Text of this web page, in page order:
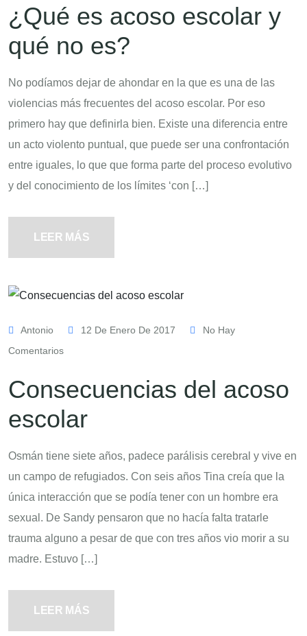
¿Qué es acoso escolar y
qué no es?
No podíamos dejar de ahondar en la que es una de las
violencias más frecuentes del acoso escolar. Por eso
primero hay que definirla bien. Existe una diferencia entre
un acto violento puntual, que puede ser una confrontación
entre iguales, lo que que forma parte del proceso evolutivo
y del conocimiento de los límites ‘con […]
LEER MÁS
Antonio 12 De Enero De 2017
No Hay
Comentarios
Consecuencias del acoso
escolar
Osmán tiene siete años, padece parálisis cerebral y vive en
un campo de refugiados. Con seis años Tina creía que la
única interacción que se podía tener con un hombre era
sexual. De Sandy pensaron que no hacía falta tratarle
trauma alguno a pesar de que con tres años vio morir a su
madre. Estuvo […]
LEER MÁS